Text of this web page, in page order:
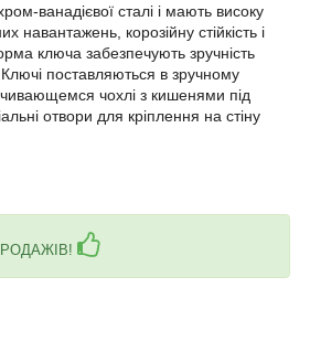
ванадієвої сталі і мають високу
навантажень, корозійну стійкість і
ключа забезпечують зручність
Ключі поставляються в зручному
чохлі з кишенями під
отвори для кріплення на стіну